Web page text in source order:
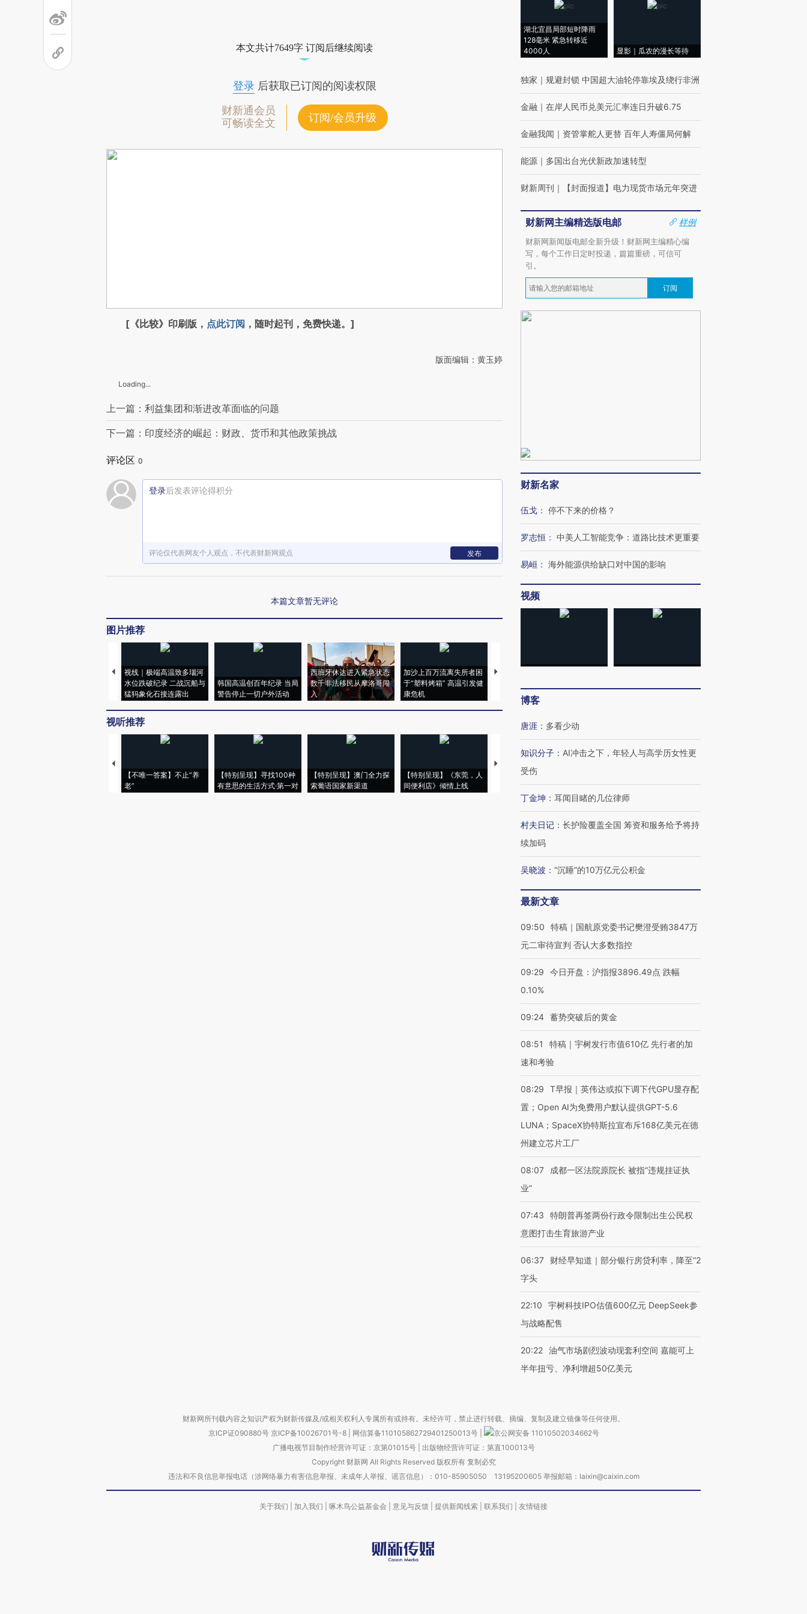
本文共计7649字 订阅后继续阅读
登录后获取已订阅的阅读权限
财新通会员
可畅读全文
订阅/会员升级
[《比较》印刷版， 点此订阅 ，随时起刊，免费快递。]
版面编辑：黄玉婷
Loading...
上一篇：利益集团和渐进改革面临的问题
下一篇：印度经济的崛起：财政、货币和其他政策挑战
评论区 0
登录后发表评论得积分
评论仅代表网友个人观点，不代表财新网观点 发布
本篇文章暂无评论
图片推荐
视线｜极端高温致多瑙河
水位跌破纪录 二战沉船与
猛犸象化石接连露出
韩国高温创百年纪录 当局
警告停止一切户外活动
西班牙休达进入紧急状态
数千非法移民从摩洛哥闯
入
加沙上百万流离失所者困
于“塑料烤箱” 高温引发健
康危机
视线｜HYROX的吸金
心“花钱找虐”？
视听推荐
【不唯一答案】不止“养
老”
【特别呈现】寻找100种
有意思的生活方式·第一对
【特别呈现】澳门全力探
索葡语国家新渠道
【特别呈现】《东莞，人
间便利店》倾情上线
【推广】走进第四届链博
会，让数智科技“链”接产
有意思的生活方式·第三对
住三大增长引擎是什么？
湖北宜昌局部短时降雨
128毫米 紧急转移近
4000人
显影｜瓜农的漫长等待
独家 ｜ 规避封锁 中国超大油轮停靠埃及绕行非洲
金融 ｜ 在岸人民币兑美元汇率连日升破6.75
金融我闻 ｜ 资管掌舵人更替 百年人寿僵局何解
能源 ｜ 多国出台光伏新政加速转型
财新周刊 ｜ 【封面报道】电力现货市场元年突进
财新网主编精选版电邮
样例
财新网新闻版电邮全新升级！财新网主编精心编
写，每个工作日定时投递，篇篇重磅，可信可
引。
订阅
财新名家
伍戈 ： 停不下来的价格？
罗志恒 ： 中美人工智能竞争：道路比技术更重要
易峘 ： 海外能源供给缺口对中国的影响
视频
博客
唐涯 ： 多看少动
知识分子 ： AI冲击之下，年轻人与高学历女性更
受伤
丁金坤 ： 耳闻目睹的几位律师
村夫日记 ： 长护险覆盖全国 筹资和服务给予将持
续加码
吴晓波 ： “沉睡”的10万亿元公积金
最新文章
09:50
特稿｜国航原党委书记樊澄受贿3847万
元二审待宣判 否认大多数指控
09:29
今日开盘：沪指报3896.49点 跌幅
0.10%
09:24 蓄势突破后的黄金
08:51
特稿｜宇树发行市值610亿 先行者的加
速和考验
08:29
T早报｜英伟达或拟下调下代GPU显存配
置；Open AI为免费用户默认提供GPT-5.6
LUNA；SpaceX协特斯拉宣布斥168亿美元在德
州建立芯片工厂
08:07
成都一区法院原院长 被指“违规挂证执
业”
07:43
特朗普再签两份行政令限制出生公民权
意图打击生育旅游产业
06:37
财经早知道｜部分银行房贷利率，降至“2
字头
22:10
宇树科技IPO估值600亿元 DeepSeek参
与战略配售
20:22 油气市场剧烈波动现套利空间 嘉能可上
半年扭亏、净利增超50亿美元
财新网所刊载内容之知识产权为财新传媒及/或相关权利人专属所有或持有。未经许可，禁止进行转载、摘编、复制及建立镜像等任何使用。
京ICP证090880号 京ICP备10026701号-8 网信算备110105862729401250013号
京公网安备 11010502034662号
广播电视节目制作经营许可证：京第01015号| 出版物经营许可证：第直100013号
Copyright 财新网 All Rights Reserved 版权所有 复制必究
违法和不良信息举报电话（涉网络暴力有害信息举报、未成年人举报、谣言信息）：010-85905050 13195200605 举报邮箱：laixin@caixin.com
关于我们 加入我们 啄木鸟公益基金会 意见与反馈 提供新闻线索 联系我们 友情链接